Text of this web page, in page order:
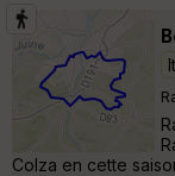
Colza en cette